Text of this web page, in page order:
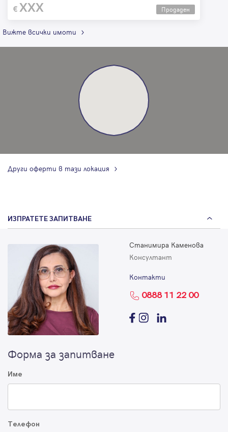
XXX Продаден
Вижте всички имоти
Други оферти в тази локация
ИЗПРАТЕТЕ ЗАПИТВАНЕ
Станимира Каменова
Консултант
Контакти
0888 11 22 00
Форма за запитване
Име
Телефон